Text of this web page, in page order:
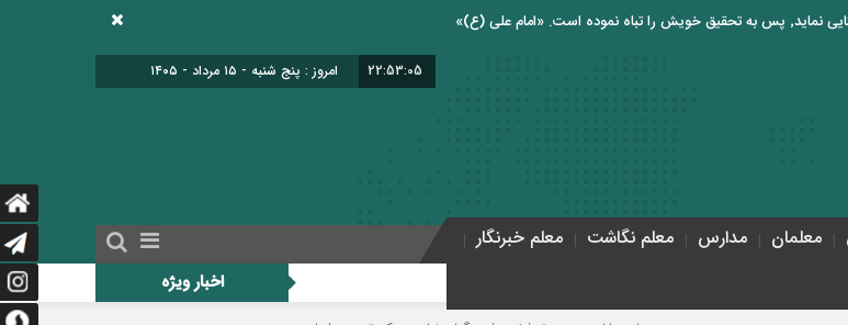
22:53:06 امروز : پنج شنبه - ۱۵ مرداد - ۱۴۰۵
معلمان مدارس معلم نگاشت
معلم خبرنگار
اخبار ویژه